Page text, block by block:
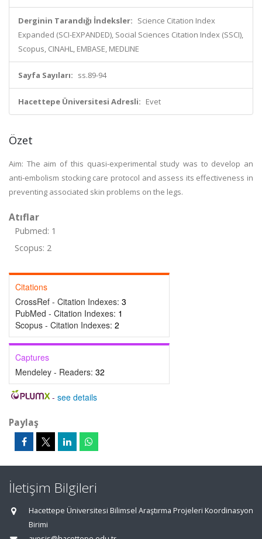
Derginin Tarandığı İndeksler: Science Citation Index
Expanded (SCI-EXPANDED), Social Sciences Citation Index (SSCI),
Scopus, CINAHL, EMBASE, MEDLINE
Sayfa Sayıları: ss.89-94
Hacettepe Üniversitesi Adresli: Evet
Özet
Aim: The aim of this quasi-experimental study was to develop an
anti-embolism stocking care protocol and assess its effectiveness in
preventing associated skin problems on the legs.
Atıflar
Pubmed: 1
Scopus: 2
Citations
CrossRef - Citation Indexes: 3
PubMed - Citation Indexes: 1
Scopus - Citation Indexes: 2
Captures
Mendeley - Readers: 32
- see details
Paylaş
İletişim Bilgileri
Hacettepe Üniversitesi Bilimsel Araştırma Projeleri Koordinasyon
Birimi